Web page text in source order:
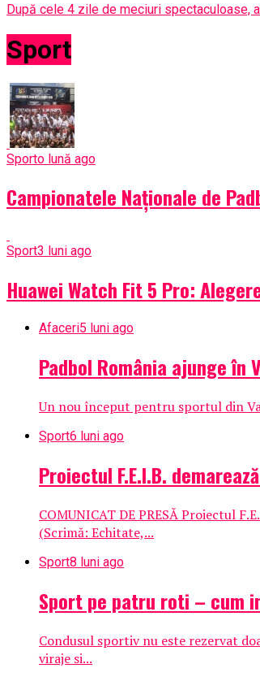
După cele 4 zile de meciuri spectaculoase,
Sport
Sporto lună ago
Campionatele Naționale de
Sport3 luni ago
Huawei Watch Fit 5 Pro:
Afaceri5 luni ago
Padbol România ajunge
Un nou început pentru sportul din
Sport6 luni ago
Proiectul F.E.I.B.
COMUNICAT DE PRESĂ Proiectul
(Scrimă: Echitate,...
Sport8 luni ago
Sport pe patru roti – cum
Condusul sportiv nu este rezervat
viraje si...